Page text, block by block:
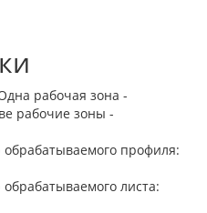
рабочая зона -
рабочие зоны -
профиля:
листа: